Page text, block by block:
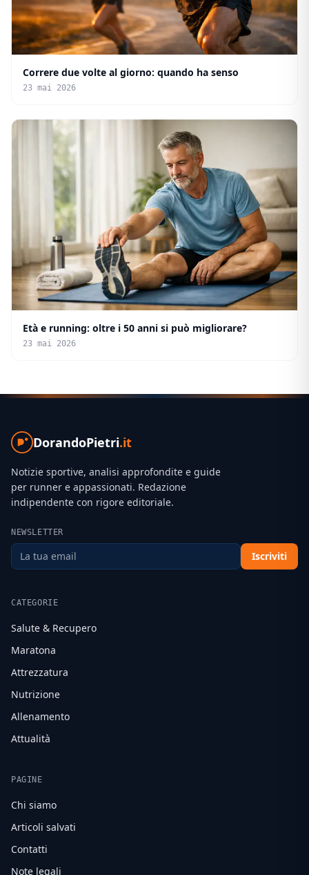
Correre due volte al giorno: quando ha senso
23 mai 2026
Età e running: oltre i 50 anni si può migliorare?
23 mai 2026
DorandoPietri.it
Notizie sportive, analisi approfondite e guide
per runner e appassionati. Redazione
indipendente con rigore editoriale.
NEWSLETTER
Iscriviti
CATEGORIE
Salute & Recupero
Maratona
Attrezzatura
Nutrizione
Allenamento
Attualità
PAGINE
Chi siamo
Articoli salvati
Contatti
Note legali